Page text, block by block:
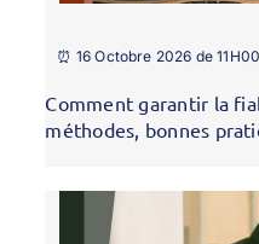
⏰ 16 Octobre 2026 de
Comment garantir la
méthodes, bonnes